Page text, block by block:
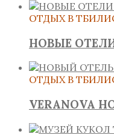
ОТДЫХ В
НОВЫЕ
ОТДЫХ В
VERANOVA